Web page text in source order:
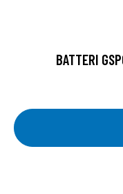
BATTERI